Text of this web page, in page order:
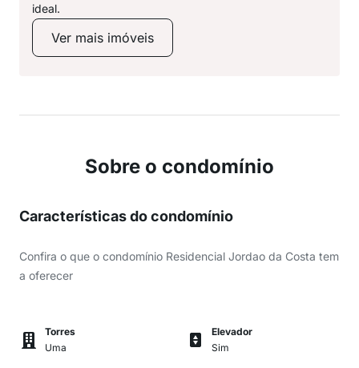
ideal.
Ver mais imóveis
Sobre o condomínio
Características do condomínio
Confira o que o condomínio Residencial Jordao da Costa tem
a oferecer
Torres
Uma
Elevador
Sim